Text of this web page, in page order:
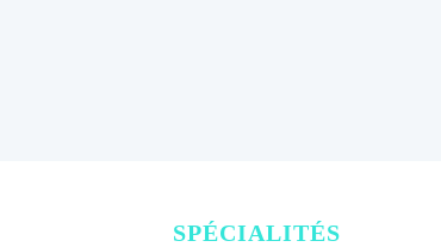
SPÉCIALITÉS